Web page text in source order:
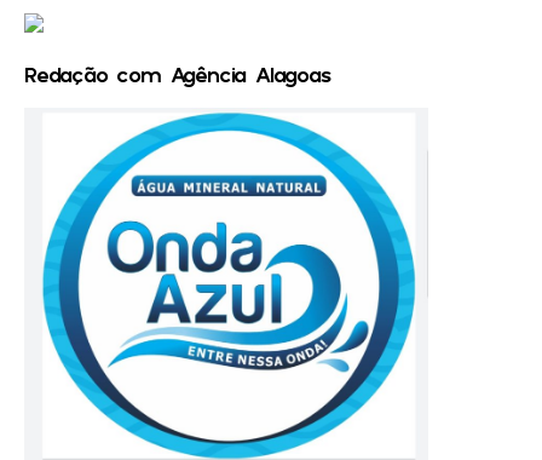
Redação com Agência Alagoas